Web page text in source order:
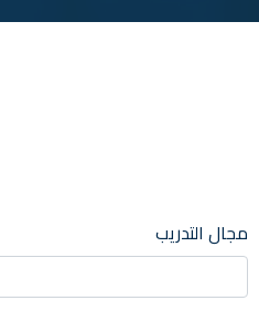
مجال التدريب